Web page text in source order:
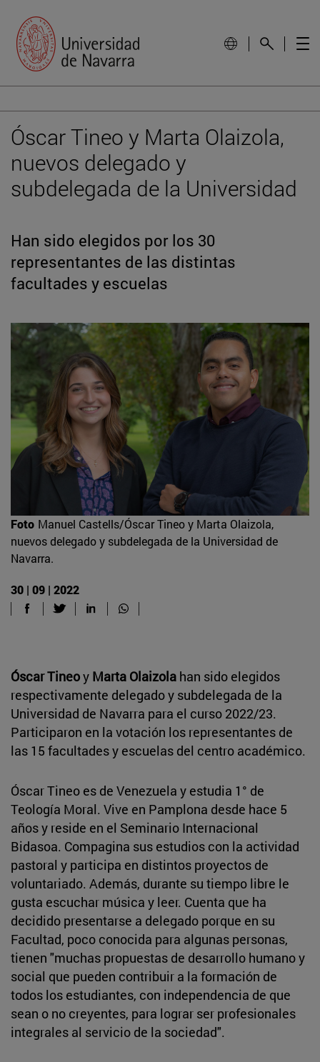
Óscar Tineo y Marta Olaizola,
nuevos delegado y
subdelegada de la Universidad
Han sido elegidos por los 30
representantes de las distintas
facultades y escuelas
Foto Manuel Castells/Óscar Tineo y Marta Olaizola,
nuevos delegado y subdelegada de la Universidad de
Navarra.
30 | 09 | 2022
Óscar Tineoy Marta Olaizola han sido elegidos
respectivamente delegado y subdelegada de la
Universidad de Navarra para el curso 2022/23.
Participaron en la votación los representantes de
las 15 facultades y escuelas del centro académico.
Óscar Tineo es de Venezuela y estudia 1° de
Teología Moral. Vive en Pamplona desde hace 5
años y reside en el Seminario Internacional
Bidasoa. Compagina sus estudios con la actividad
pastoral y participa en distintos proyectos de
voluntariado. Además, durante su tiempo libre le
gusta escuchar música y leer. Cuenta que ha
decidido presentarse a delegado porque en su
Facultad, poco conocida para algunas personas,
tienen "muchas propuestas de desarrollo humano y
social que pueden contribuir a la formación de
todos los estudiantes, con independencia de que
sean o no creyentes, para lograr ser profesionales
integrales al servicio de la sociedad".